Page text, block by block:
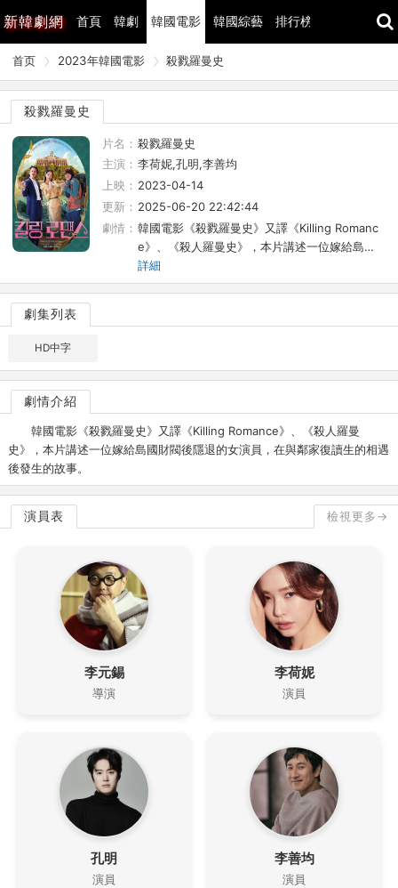
新韓劇網 首頁 韓劇 韓國電影 韓國綜藝 排行榜
首页 2023年韓國電影 殺戮羅曼史
殺戮羅曼史
片名： 殺戮羅曼史
主演： 李荷妮,孔明,李善均
上映： 2023-04-14
更新： 2025-06-20 22:42:44
劇情： 韓國電影《殺戮羅曼史》又譯《Killing Romanc
e》、《殺人羅曼史》，本片講述一位嫁給島…
詳細
劇集列表
HD中字
劇情介紹
韓國電影《殺戮羅曼史》又譯《Killing Romance》、《殺人羅曼
史》，本片講述一位嫁給島國財閥後隱退的女演員，在與鄰家復讀生的相遇
後發生的故事。
演員表 檢視更多→
李元錫
導演
李荷妮
演員
孔明
演員
李善均
演員